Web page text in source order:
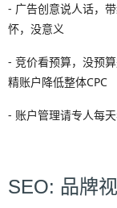
- 广告创意说人话，
怀，没意义
- 竞价看预算，没预
精账户降低整体CPC
- 账户管理请专人每
SEO: 品牌